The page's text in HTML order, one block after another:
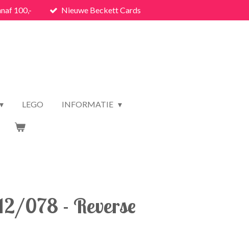
100,- Nieuwe Beckett Cards
LEGO INFORMATIE
078 - Reverse